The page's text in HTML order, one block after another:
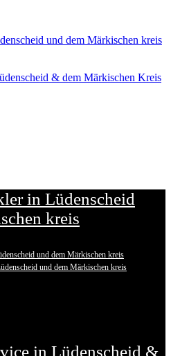
und dem Märkischen kreis
& dem Märkischen Kreis
in Lüdenscheid
kreis
und dem Märkischen kreis
und dem Märkischen kreis
in Lüdenscheid &